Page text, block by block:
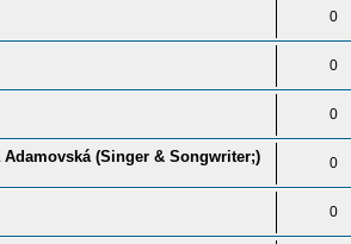
0
0
0
(Singer & Songwriter;) 0
0